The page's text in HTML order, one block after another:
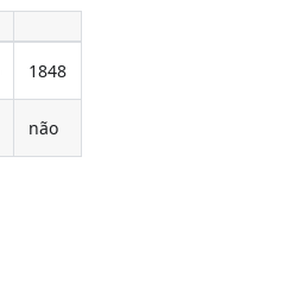
1848
não